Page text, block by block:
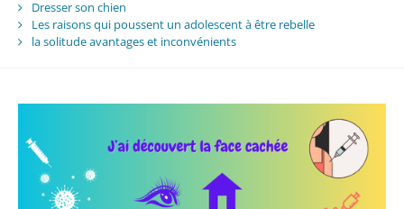
Dresser son chien
Les raisons qui poussent un adolescent à être rebelle
la solitude avantages et inconvénients